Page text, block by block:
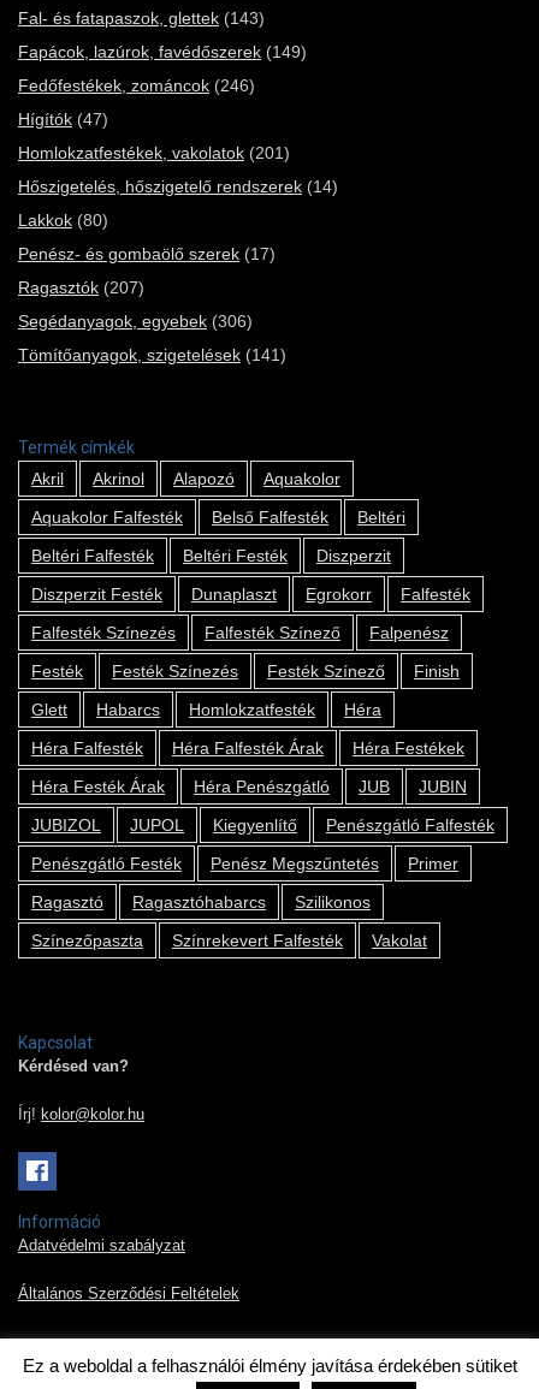
Fal- és fatapaszok, glettek (143)
Fapácok, lazúrok, favédőszerek (149)
Fedőfestékek, zománcok (246)
Hígítók (47)
Homlokzatfestékek, vakolatok (201)
Hőszigetelés, hőszigetelő rendszerek (14)
Lakkok (80)
Penész- és gombaölő szerek (17)
Ragasztók (207)
Segédanyagok, egyebek (306)
Tömítőanyagok, szigetelések (141)
Termék címkék
Akril
Akrinol Alapozó
Aquakolor
Aquakolor Falfesték
Belső Falfesték
Beltéri
Beltéri Falfesték
Beltéri Festék
Diszperzit
Diszperzit Festék
Dunaplaszt Egrokorr
Falfesték
Falfesték Színezés
Falfesték Színező
Falpenész
Festék
Festék Színezés Festék Színező
Finish
Glett
Habarcs Homlokzatfesték
Héra
Héra Falfesték
Héra Falfesték Árak
Héra Festékek
Héra Festék Árak
Héra Penészgátló JUB
JUBIN
JUBIZOL
JUPOL Kiegyenlítő
Penészgátló Falfesték
Penészgátló Festék
Penész Megszűntetés
Primer
Ragasztó
Ragasztóhabarcs
Szilikonos
Színezőpaszta
Színrekevert Falfesték Vakolat
Kapcsolat
Kérdésed van?
Írj! kolor@kolor.hu
Információ
Adatvédelmi szabályzat
Általános Szerződési Feltételek
Ez a weboldal a felhasználói élmény javítása érdekében sütiket